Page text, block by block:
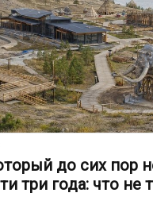
до сих пор
три года: что не